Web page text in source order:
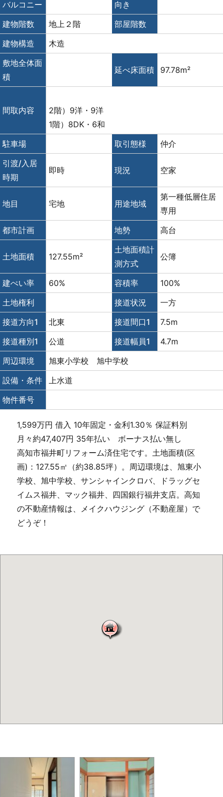
バルコニー
向き
建物階数
地上２階
部屋階数
建物構造
木造
敷地全体面
積
延べ床面積 97.78m²
間取内容
2階）9洋・9洋
1階）8DK・6和
駐車場
取引態様
仲介
引渡/入居
時期
即時 現況 空家
地目 宅地 用途地域
第一種低層住居
専用
都市計画
地勢 高台
土地面積 127.55m²
土地面積計
測方式
公簿
建ぺい率 60% 容積率
100%
土地権利
接道状況
一方
接道方向1
北東 接道間口1
7.5m
接道種別1
公道 接道幅員1
4.7m
周辺環境
旭東小学校 旭中学校
設備・条件
上水道
物件番号
1,599万円 借入 10年固定・金利1.30％ 保証料別
月々約47,407円 35年払い ボーナス払い無し
高知市福井町リフォーム済住宅です。土地面積(区
画)：127.55㎡（約38.85坪）。周辺環境は、旭東小
学校、旭中学校、サンシャインクロバ、ドラッグセ
イムス福井、マック福井、四国銀行福井支店。高知
の不動産情報は、メイクハウジング（不動産屋）で
どうぞ！